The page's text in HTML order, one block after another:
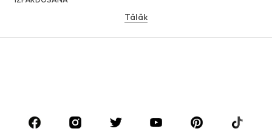
ZĪMOLI
Tālāk